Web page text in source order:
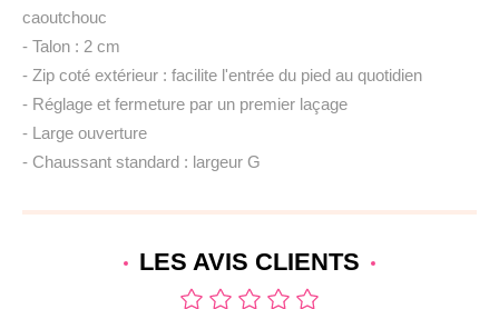
caoutchouc
- Talon : 2 cm
- Zip coté extérieur : facilite l'entrée du pied au quotidien
- Réglage et fermeture par un premier laçage
- Large ouverture
- Chaussant standard : largeur G
LES AVIS CLIENTS